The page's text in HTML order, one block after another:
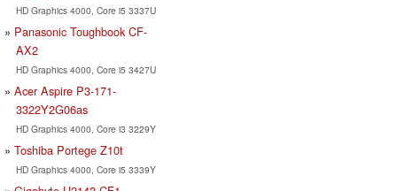
HD Graphics 4000, Core i5 3337U
Panasonic Toughbook CF-
AX2
HD Graphics 4000, Core i5 3427U
Acer Aspire P3-171-
3322Y2G06as
HD Graphics 4000, Core i3 3229Y
Toshiba Portege Z10t
HD Graphics 4000, Core i5 3339Y